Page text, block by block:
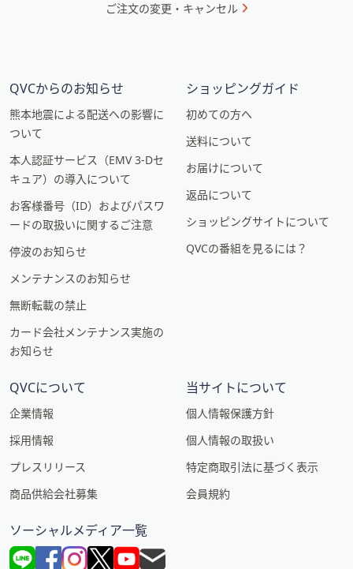
ご注文の変更・キャンセル
QVCからのお知らせ
熊本地震による配送への影響に
ついて
本人認証サービス（EMV 3-Dセ
キュア）の導入について
お客様番号（ID）およびパスワ
ードの取扱いに関するご注意
停波のお知らせ
メンテナンスのお知らせ
無断転載の禁止
カード会社メンテナンス実施の
お知らせ
ショッピングガイド
初めての方へ
送料について
お届けについて
返品について
ショッピングサイトについて
QVCの番組を見るには？
QVCについて
企業情報
採用情報
プレスリリース
商品供給会社募集
当サイトについて
個人情報保護方針
個人情報の取扱い
特定商取引法に基づく表示
会員規約
ソーシャルメディア一覧